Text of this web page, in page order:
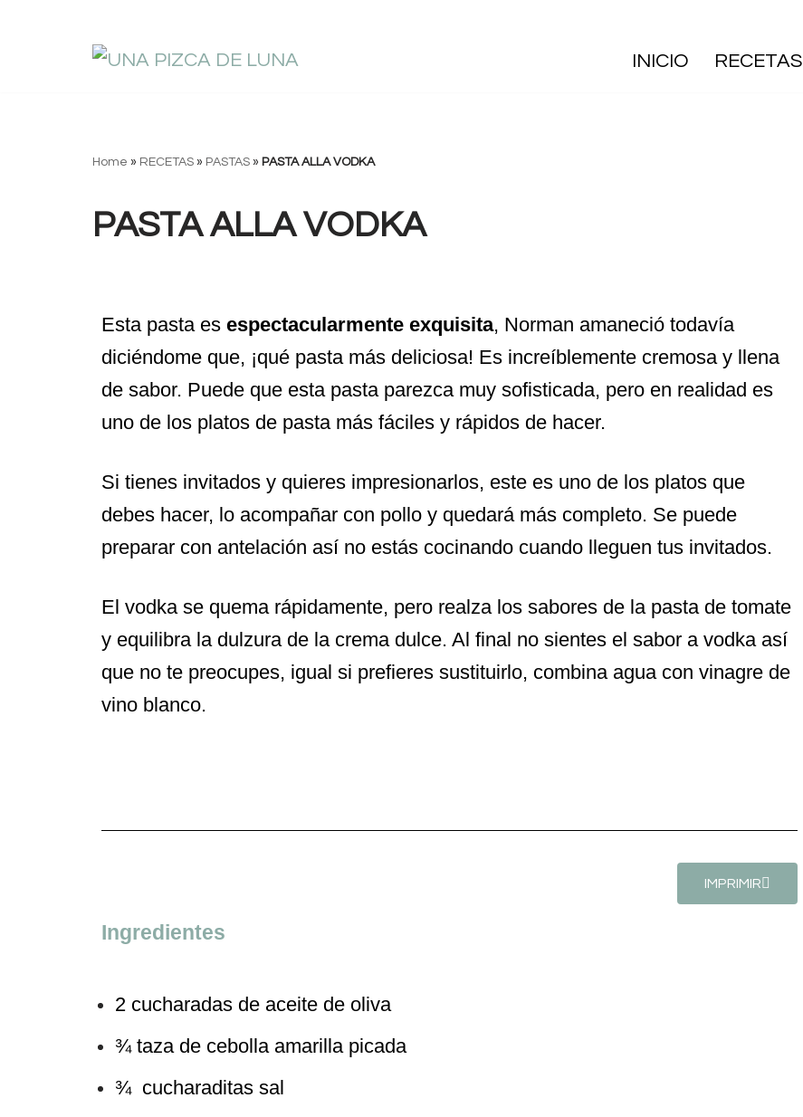
INICIO RECETAS
Home » RECETAS » PASTAS » PASTA ALLA VODKA
PASTA ALLA VODKA
Esta pasta es espectacularmente exquisita, Norman amaneció todavía
diciéndome que, ¡qué pasta más deliciosa! Es increíblemente cremosa y llena
de sabor. Puede que esta pasta parezca muy sofisticada, pero en realidad es
uno de los platos de pasta más fáciles y rápidos de hacer.
Si tienes invitados y quieres impresionarlos, este es uno de los platos que
debes hacer, lo acompañar con pollo y quedará más completo. Se puede
preparar con antelación así no estás cocinando cuando lleguen tus invitados.
El vodka se quema rápidamente, pero realza los sabores de la pasta de tomate
y equilibra la dulzura de la crema dulce. Al final no sientes el sabor a vodka así
que no te preocupes, igual si prefieres sustituirlo, combina agua con vinagre de
vino blanco.
IMPRIMIR
Ingredientes
2 cucharadas de aceite de oliva
¾ taza de cebolla amarilla picada
¾ cucharaditas sal